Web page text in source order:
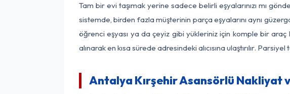
Tam bir evi taşımak yerine sadece belirli eşyalarınızı mı
sistemde, birden fazla müşterinin parça eşyalarını aynı
öğrenci eşyası ya da çeyiz gibi yükleriniz için komple bir araç
alınarak en kısa sürede adresindeki alıcısına ulaştırılır.
Antalya Kırşehir Asansörlü Nakliyat